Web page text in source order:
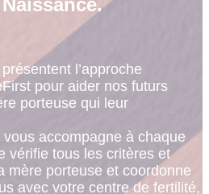
l’approche
pour aider nos futurs
porteuse qui leur
vous accompagne à chaque
vérifie tous les critères et
mère porteuse et coordonne
avec votre centre de fertilité,